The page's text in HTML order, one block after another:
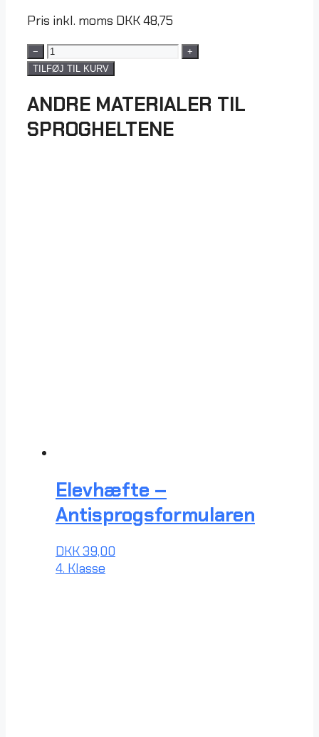
Pris inkl. moms DKK48,75
−
+
TILFØJ TIL KURV
ANDRE MATERIALER TIL
SPROGHELTENE
Elevhæfte –
Antisprogsformularen
DKK39,00
4. Klasse